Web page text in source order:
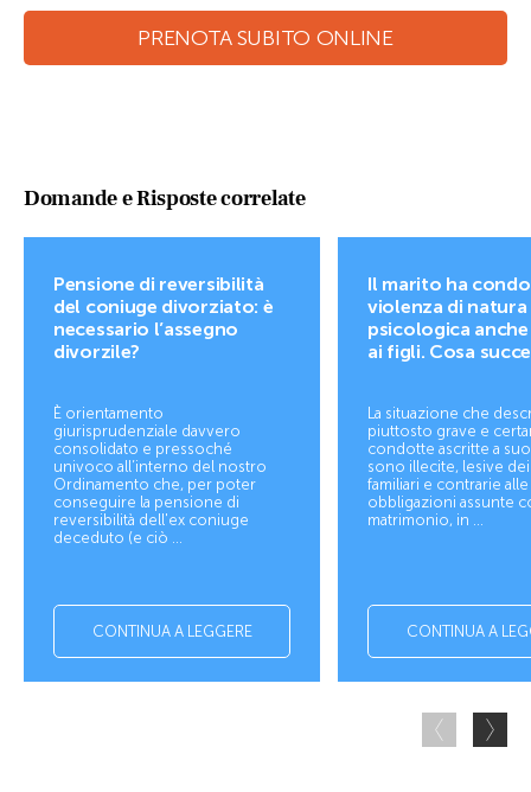
PRENOTA SUBITO ONLINE
Domande e Risposte correlate
Pensione di reversibilità
del coniuge divorziato: è
necessario l’assegno
divorzile?
È orientamento
giurisprudenziale davvero
consolidato e pressoché
univoco all’interno del nostro
Ordinamento che, per poter
conseguire la pensione di
reversibilità dell'ex coniuge
deceduto (e ciò ...
CONTINUA A LEGGERE
Il marito ha
violenza di natura
psicologica
ai figli. Cosa
La situazione che
piuttosto grave e
condotte ascritte a
sono illecite, lesive
familiari e contrarie alle
obbligazioni assunte
matrimonio, in ...
CONTINUA A